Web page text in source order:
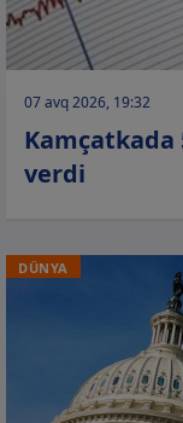
07 avq 2026, 19:32
Kamçatkada
verdi
DÜNYA